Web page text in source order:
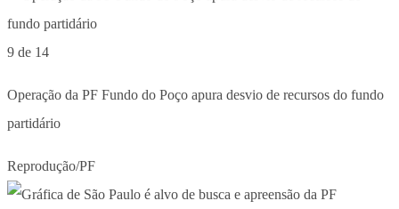
9 de 14
Operação da PF Fundo do Poço apura desvio de recursos do fundo
partidário
Reprodução/PF